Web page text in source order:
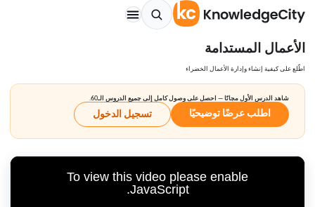
الأعمال المستدامة
اطّلع على كيفية إنشاء وإدارة الأعمال الخضراء
شاهد الدرس الأول مجانًا — احصل على وصول كامل إلى جميع الدروس الـ60.
اطلب عرضًا توضيحيًا تسجيل الدخول
To view this video please enable
JavaScript.